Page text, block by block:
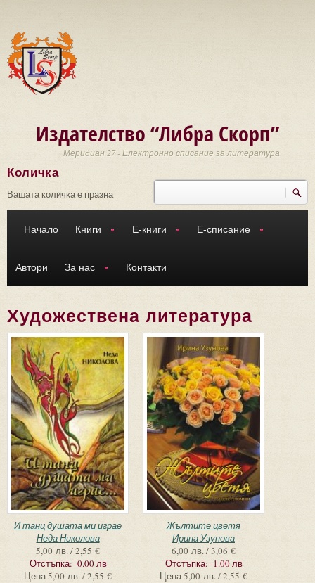
Издателство “Либра Скорп”
Меридиан 27 - Електронно списание за литература
Търси
Количка
Вашата количка е празна
Начало Книги Е-книги Е-списание
Автори За нас Контакти
Художествена литература
И танц душата ми играе
Неда Николова
5,00 лв. / 2,55 €
Отстъпка: -0.00 лв
Цена5,00 лв. / 2,55 €
Жълтите цветя
Ирина Узунова
6,00 лв. / 3,06 €
Отстъпка: -1.00 лв
Цена5,00 лв. / 2,55 €
Страници